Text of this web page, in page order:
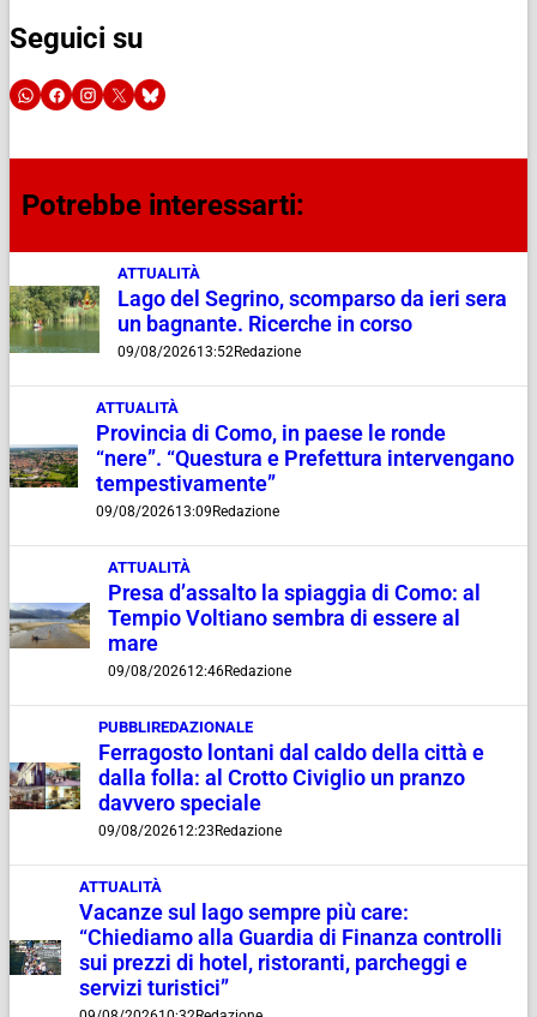
Seguici su
Potrebbe interessarti:
ATTUALITÀ
Lago del Segrino, scomparso da ieri sera
un bagnante. Ricerche in corso
09/08/202613:52Redazione
ATTUALITÀ
Provincia di Como, in paese le ronde
“nere”. “Questura e Prefettura intervengano
tempestivamente”
09/08/202613:09 Redazione
ATTUALITÀ
Presa d’assalto la spiaggia di Como: al
Tempio Voltiano sembra di essere al
mare
09/08/202612:46Redazione
PUBBLIREDAZIONALE
Ferragosto lontani dal caldo della città e
dalla folla: al Crotto Civiglio un pranzo
davvero speciale
09/08/202612:23 Redazione
ATTUALITÀ
Vacanze sul lago sempre più care:
“Chiediamo alla Guardia di Finanza controlli
sui prezzi di hotel, ristoranti, parcheggi e
servizi turistici”